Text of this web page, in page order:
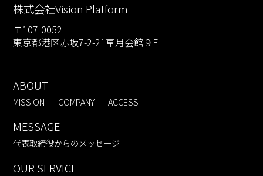
株式会社Vision Platform
〒107-0052
東京都港区赤坂7-2-21草月会館９F
ABOUT
MISSION COMPANY ACCESS
MESSAGE
代表取締役からのメッセージ
OUR SERVICE